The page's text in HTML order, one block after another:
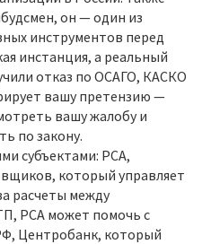
, он — один из
инструментов перед
инстанция, а реальный
отказ по ОСАГО, КАСКО
вашу претензию —
вашу жалобу и
по закону.
субъектами: РСА,
который управляет
расчеты между
РСА может помочь с
, Центробанк, который